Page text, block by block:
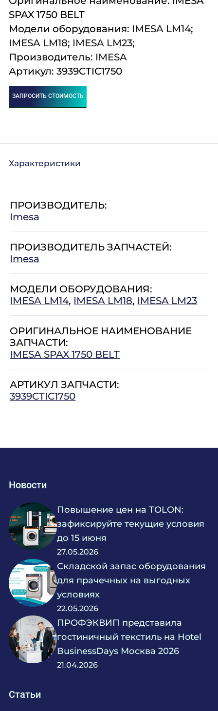
Комплексное
оснащение
Подробнее
Поставка
аксессуаров и
запасных частей
Подробнее
Оборудование
профессиональной
кухни
Подробнее
SPAX 1750 BELT
Модели оборудования: IMESA LM14;
IMESA LM18; IMESA LM23;
Производитель: IMESA
Артикул: 3939CTIC1750
ЗАПРОСИТЬ СТОИМОСТЬ
Характеристики
ПРОИЗВОДИТЕЛЬ:
Imesa
ПРОИЗВОДИТЕЛЬ ЗАПЧАСТЕЙ:
Imesa
МОДЕЛИ ОБОРУДОВАНИЯ:
IMESA LM14, IMESA LM18, IMESA LM23
ОРИГИНАЛЬНОЕ НАИМЕНОВАНИЕ
ЗАПЧАСТИ:
IMESA SPAX 1750 BELT
АРТИКУЛ ЗАПЧАСТИ:
3939CTIC1750
Новости
Повышение цен на TOLON:
зафиксируйте текущие условия
до 15 июня
27.05.2026
Складской запас оборудования
для прачечных на выгодных
условиях
22.05.2026
ПРОФЭКВИП представила
гостиничный текстиль на Hotel
BusinessDays Москва 2026
21.04.2026
Статьи